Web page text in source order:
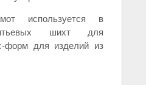
используется в
шихт для
форм для изделий из